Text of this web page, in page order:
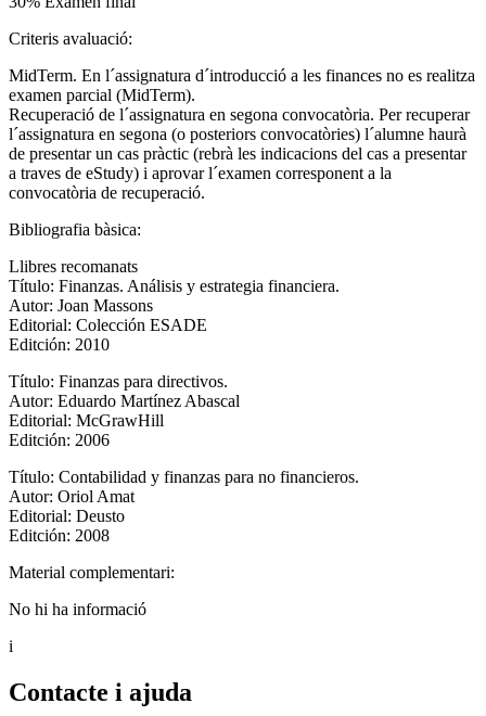
Criteris avaluació:
MidTerm. En l´assignatura d´introducció a les finances no es realitza
examen parcial (MidTerm).
Recuperació de l´assignatura en segona convocatòria. Per recuperar
l´assignatura en segona (o posteriors convocatòries) l´alumne haurà
de presentar un cas pràctic (rebrà les indicacions del cas a presentar
a traves de eStudy) i aprovar l´examen corresponent a la
convocatòria de recuperació.
Bibliografia bàsica:
Llibres recomanats
Título: Finanzas. Análisis y estrategia financiera.
Autor: Joan Massons
Editorial: Colección ESADE
Editción: 2010
Título: Finanzas para directivos.
Autor: Eduardo Martínez Abascal
Editorial: McGrawHill
Editción: 2006
Título: Contabilidad y finanzas para no financieros.
Autor: Oriol Amat
Editorial: Deusto
Editción: 2008
Material complementari:
No hi ha informació
i
Contacte i ajuda